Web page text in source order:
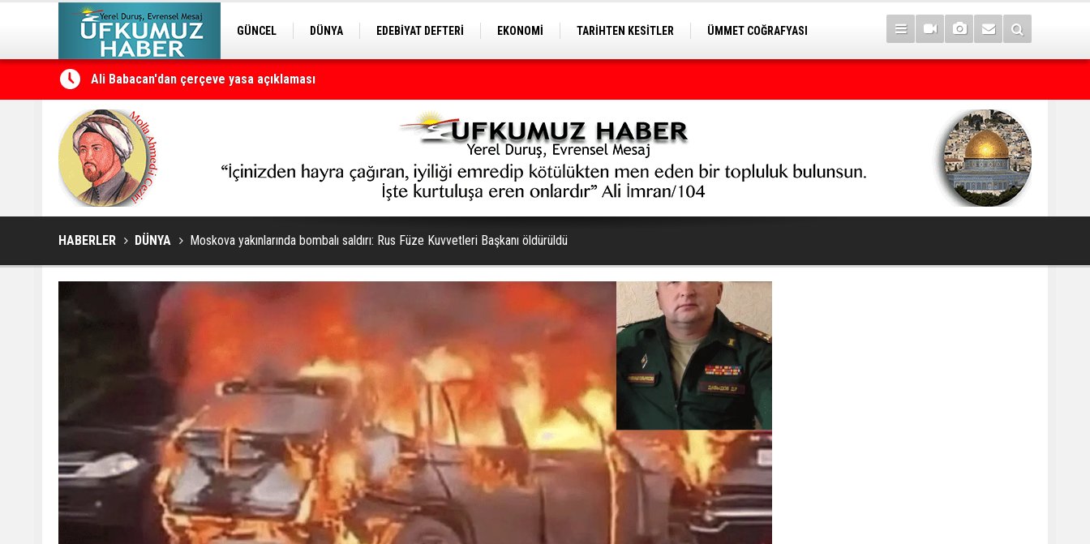
GÜNCEL DÜNYA EDEBİYAT DEFTERİ EKONOMİ TARİHTEN KESİTLER
ÜMMET COĞRAFYASI
Petrol erzan bû
HABERLER DÜNYA Moskova yakınlarında bombalı saldırı: Rus Füze Kuvvetleri Başkanı öldürüldü